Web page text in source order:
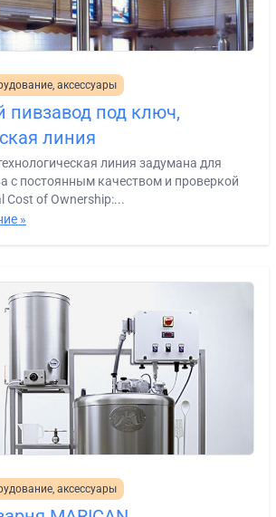
аксессуары
пивзавод под ключ,
линия
линия задумана для
с постоянным качеством и проверкой
Cost of Ownership:...
»
аксессуары